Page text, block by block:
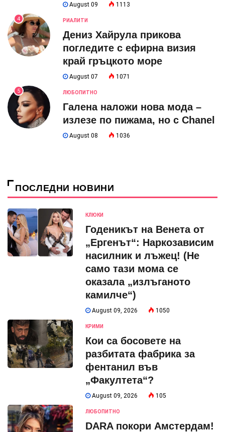
August 09 1113
4 РИАЛИТИ
Дениз Хайрула прикова
погледите с ефирна визия
край гръцкото море
August 07 1071
5 ЛЮБОПИТНО
Галена наложи нова мода –
излезе по пижама, но с Chanel
August 08 1036
ПОСЛЕДНИ НОВИНИ
КЛЮКИ
Годеникът на Венета от
„Ергенът“: Наркозависим
насилник и лъжец! (Не
само тази мома се
оказала „излъганото
камилче“)
August 09, 2026 1050
КРИМИ
Кои са босовете на
разбитата фабрика за
фентанил във
„Факултета“?
August 09, 2026 105
ЛЮБОПИТНО
DARA покори Амстердам!